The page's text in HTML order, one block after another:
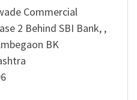
Commercial
2 Behind SBI Bank, ,
BK